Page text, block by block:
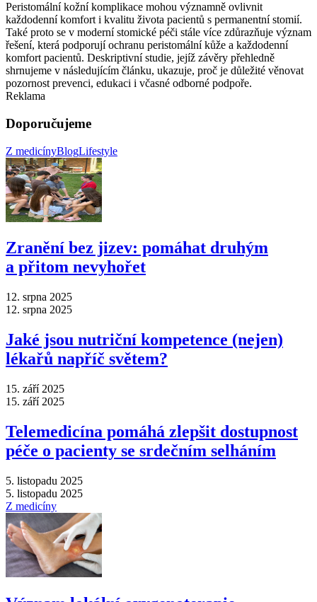
Peristomální kožní komplikace mohou významně ovlivnit
každodenní komfort i kvalitu života pacientů s permanentní stomií.
Také proto se v moderní stomické péči stále více zdůrazňuje význam
řešení, která podporují ochranu peristomální kůže a každodenní
komfort pacientů. Deskriptivní studie, jejíž závěry přehledně
shrnujeme v následujícím článku, ukazuje, proč je důležité věnovat
pozornost prevenci, edukaci i včasné odborné podpoře.
Reklama
Doporučujeme
Z medicínyBlogLifestyle
Zranění bez jizev: pomáhat druhým
a přitom nevyhořet
12. srpna 2025
12. srpna 2025
Jaké jsou nutriční kompetence (nejen)
lékařů napříč světem?
15. září 2025
15. září 2025
Telemedicína pomáhá zlepšit dostupnost
péče o pacienty se srdečním selháním
5. listopadu 2025
5. listopadu 2025
Z medicíny